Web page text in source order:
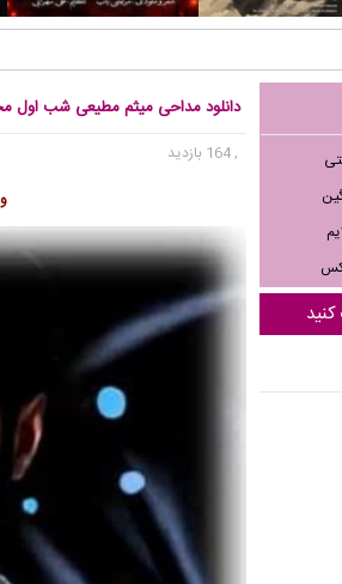
دانلود مداحی میثم مطیعی شب اول محرم
, 164 بازدید